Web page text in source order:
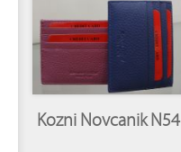
Kozni Novcanik N54